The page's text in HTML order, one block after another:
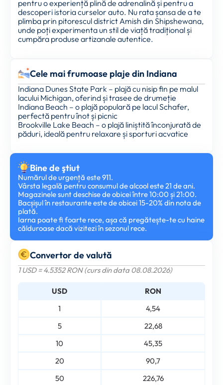
pentru o experiență plină de adrenalină și pentru a
descoperi istoria curselor auto. Nu rata șansa de a te
plimba prin pitorescul district Amish din Shipshewana,
unde poți experimenta un stil de viață tradițional și
cumpăra produse artizanale autentice.
Cele mai frumoase plaje din Indiana
Indiana Dunes State Park – plajă cu nisip fin pe malul
lacului Michigan, oferind și trasee de drumeție
Indiana Beach – o plajă populară pe lacul Schafer,
perfectă pentru înot și picnic
Brookville Lake Beach – o plajă liniștită înconjurată de
păduri, ideală pentru relaxare și sporturi acvatice
Bine de ştiut
Numărul de urgență este 911.
Vârsta legală pentru consumul de alcool este 21 de ani.
Magazinele sunt deschise de obicei între 10:00 și 21:00.
Bacșișul în restaurante este de obicei 15-20% din nota de
plată.
Iarna poate fi foarte rece, așa că pregătește-te cu haine
călduroase dacă vizitezi în sezonul rece.
Convertor de valută
1 USD = 4.5352 RON (curs din data 08.08.2026)
USD
RON
1
4,54
5
22,68
10
45,35
20
90,7
50
226,76